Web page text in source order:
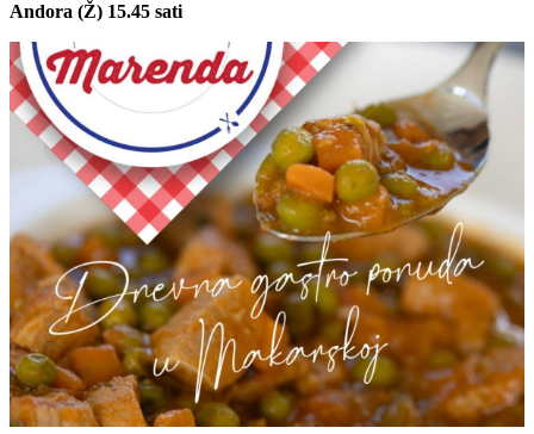
Andora (Ž) 15.45 sati